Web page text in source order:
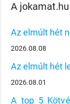
A
Az elmúlt hét
2026.08.08
Az elmúlt hét
2026.08.01
A top 5